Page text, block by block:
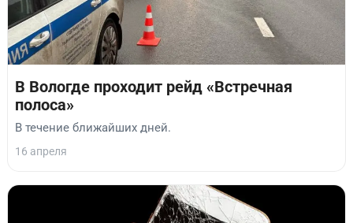
В Вологде проходит рейд «Встречная
полоса»
В течение ближайших дней.
16 апреля